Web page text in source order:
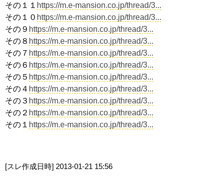
その１１ https://m.e-mansion.co.jp/thread/3...
その１０ https://m.e-mansion.co.jp/thread/3...
その９ https://m.e-mansion.co.jp/thread/3...
その８ https://m.e-mansion.co.jp/thread/3...
その７ https://m.e-mansion.co.jp/thread/3...
その６ https://m.e-mansion.co.jp/thread/3...
その５ https://m.e-mansion.co.jp/thread/3...
その４ https://m.e-mansion.co.jp/thread/3...
その３ https://m.e-mansion.co.jp/thread/3...
その２ https://m.e-mansion.co.jp/thread/3...
その１ https://m.e-mansion.co.jp/thread/3...
[スレ作成日時] 2013-01-21 15:56